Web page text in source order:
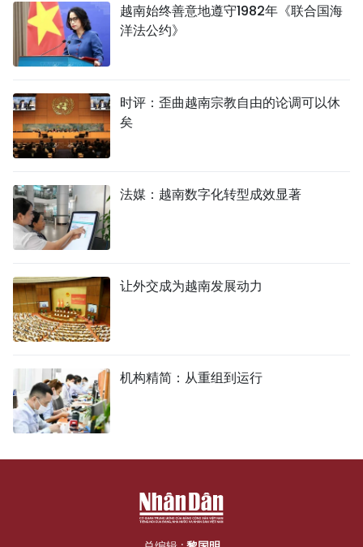
越南始终善意地遵守1982年《联合国海
洋法公约》
时评：歪曲越南宗教自由的论调可以休
矣
法媒：越南数字化转型成效显著
让外交成为越南发展动力
机构精简：从重组到运行